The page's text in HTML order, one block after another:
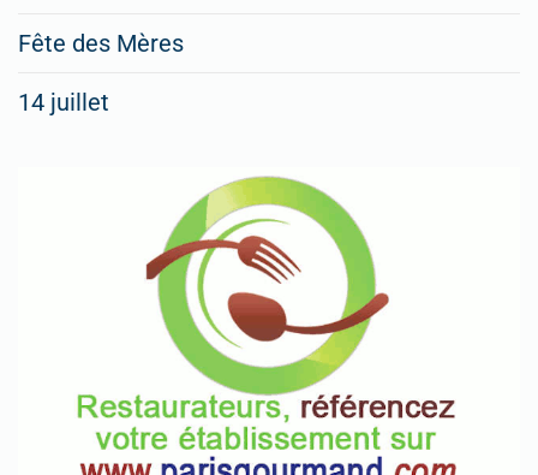
Fête des Mères
14 juillet